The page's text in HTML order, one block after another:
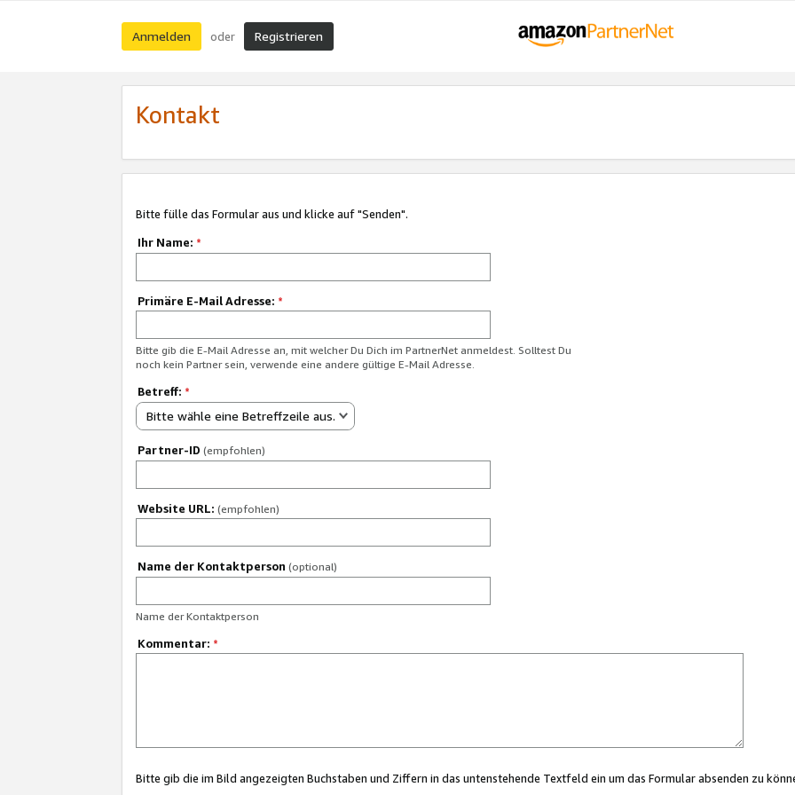
Anmelden oder Registrieren
Kontakt
Bitte fülle das Formular aus und klicke auf "Senden".
Ihr Name: *
Primäre E-Mail Adresse: *
Bitte gib die E-Mail Adresse an, mit welcher Du Dich im PartnerNet anmeldest. Solltest Du
noch kein Partner sein, verwende eine andere gültige E-Mail Adresse.
Betreff: *
Bitte wähle eine Betreffzeile aus.
Partner-ID (empfohlen)
Website URL: (empfohlen)
Name der Kontaktperson (optional)
Name der Kontaktperson
Kommentar: *
Bitte gib die im Bild angezeigten Buchstaben und Ziffern in das untenstehende Textfeld ein um das Formular absenden zu